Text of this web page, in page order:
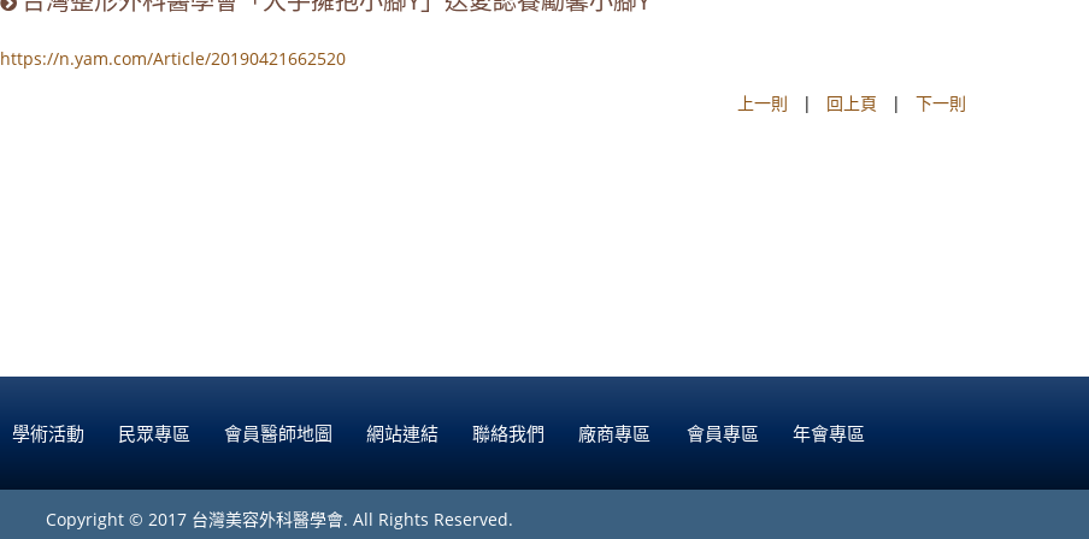
https://n.yam.com/Article/20190421662520
上一則 | 回上頁 | 下一則
學術活動 民眾專區 會員醫師地圖 網站連結 聯絡我們 廠商專區 會員專區 年會專區
Copyright © 2017 台灣美容外科醫學會. All Rights Reserved.